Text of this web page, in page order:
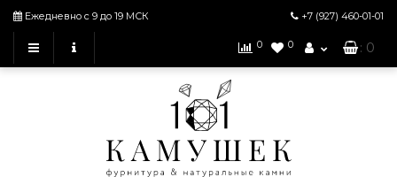
Ежедневно с 9 до 19 МСК +7 (927) 460-01-01
0 0 : 0